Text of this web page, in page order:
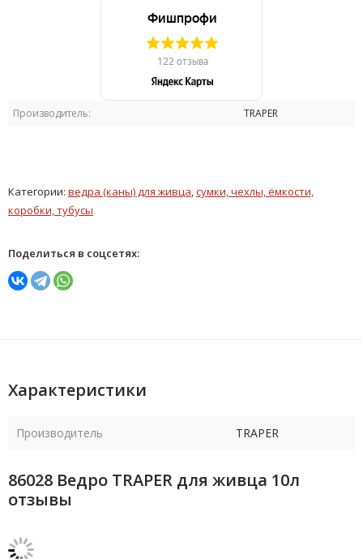
Производитель: TRAPER
Категории: ведра (каны) для живца сумки, чехлы, ёмкости,
коробки, тубусы
Поделиться в соцсетях:
Характеристики
Производитель TRAPER
86028 Ведро TRAPER для живца 10л
отзывы